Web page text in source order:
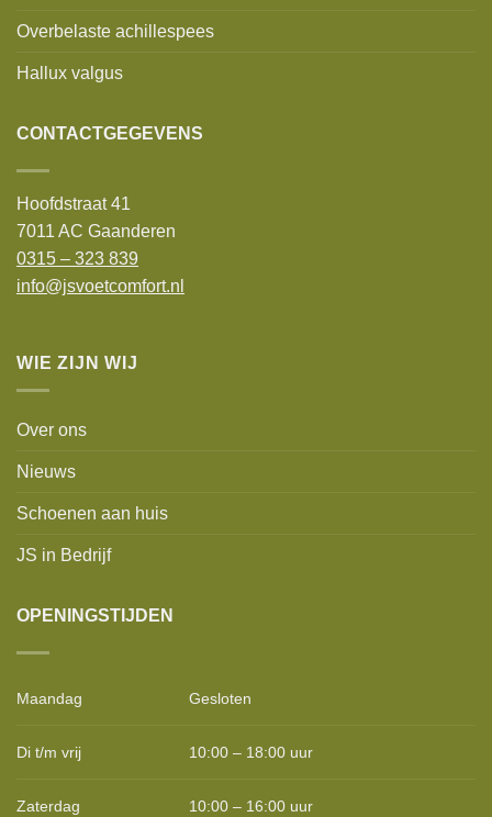
Overbelaste achillespees
Hallux valgus
CONTACTGEGEVENS
Hoofdstraat 41
7011 AC Gaanderen
0315 – 323 839
info@jsvoetcomfort.nl
WIE ZIJN WIJ
Over ons
Nieuws
Schoenen aan huis
JS in Bedrijf
OPENINGSTIJDEN
Maandag Gesloten
Di t/m vrij 10:00 – 18:00 uur
Zaterdag 10:00 – 16:00 uur